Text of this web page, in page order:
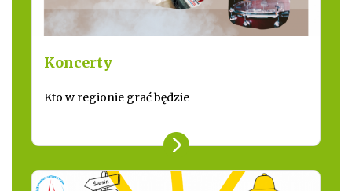
Koncerty
Kto w regionie grać będzie